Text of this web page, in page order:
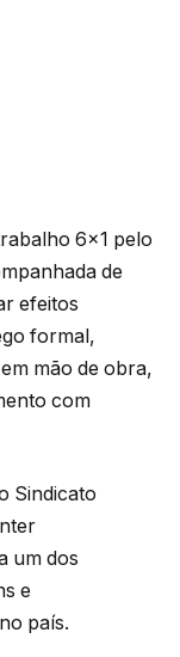
6×1 pelo
de
efeitos
formal,
mão de obra,
com
Sindicato
um dos
e
país.